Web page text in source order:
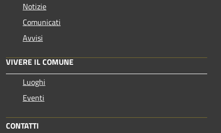
Notizie
Comunicati
Avvisi
VIVERE IL COMUNE
Luoghi
Eventi
CONTATTI